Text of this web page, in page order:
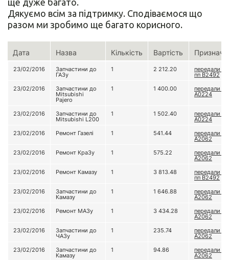
ще дуже багато.
Дякуємо всім за підтримку. Сподіваємося що
разом ми зробимо ще багато корисного.
Дата Назва Кількість Вартість
23/02/2016 Запчастини до
ГАЗу
1 2 212.20 передали
пп В2492
23/02/2016
Запчастини до
Mitsubishi
Pajero
1 1 400.00 передали
А0224
23/02/2016 Запчастини до
Mitsubishi L200
1 1 502.40 передали
А0224
23/02/2016
Ремонт Газелі 1 541.44 передали
А2062
23/02/2016
Ремонт КраЗу 1 575.22 передали
А2062
23/02/2016
Ремонт Камазу 1 3 813.48 передали
пп В2492
23/02/2016
Запчастини до
Камазу
1 1 646.88 передали
А2062
23/02/2016
Ремонт МАЗу 1 3 434.28 передали
А2062
23/02/2016
Запчастини до
ЧАЗу
1 235.74 передали
А2062
23/02/2016
Запчастини до
Камазу
1 94.86 передали
А2062